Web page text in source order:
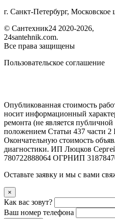
г. Санкт-Петербург,
© Сантехник24 2020-2026,
24santehnik.com.
Все права защищены
Пользовательское соглашение
Опубликованная стоимость
носит информационный
ремонта (не является
положением Статьи 437 части 2
Окончательную стоимость
диагностики. ИП Люцков
780722888064 ОГРНИП
Оставьте заявку и мы с вами
×
Как вас зовут?
Ваш номер телефона